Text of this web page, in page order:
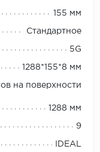
155 мм
Стандартное
5G
1288*155*8 мм
на поверхности
1288 мм
9
IDEAL